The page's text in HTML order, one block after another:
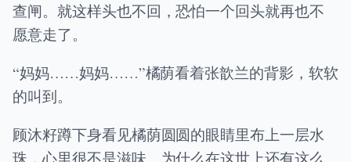
查闸。就这样头也不回，恐怕一个回头就再也不
愿意走了。
“妈妈……妈妈……”橘荫看着张歆兰的背影，软软
的叫到。
顾沐籽蹲下身看见橘荫圆圆的眼睛里布上一层水
珠，心里很不是滋味。为什么在这世上还有这么